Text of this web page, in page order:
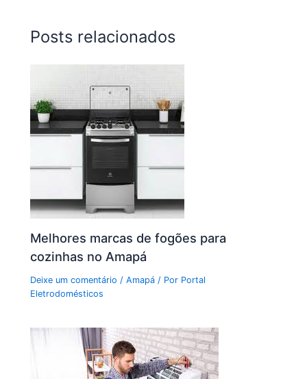
Posts relacionados
Melhores marcas de fogões para
cozinhas no Amapá
Deixe um comentário /Amapá / Por Portal
Eletrodomésticos